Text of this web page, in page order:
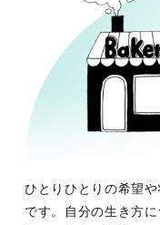
ひとりひとりの希望
です。自分の生き方